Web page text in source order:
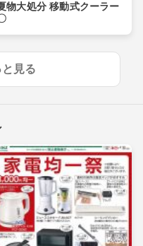
物大処分 移動式クーラー
見る